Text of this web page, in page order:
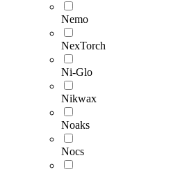
Nemo
NexTorch
Ni-Glo
Nikwax
Noaks
Nocs